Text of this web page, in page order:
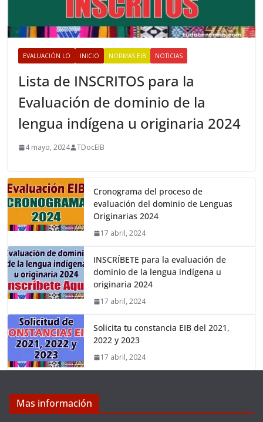
EVALUACIÓN LO INICIO NORMAS EIB NOTICIAS
Lista de INSCRITOS para la
Evaluación de dominio de la
lengua indígena u originaria 2024
4 mayo, 2024 TDocEIB
Cronograma del proceso de
evaluación del dominio de Lenguas
Originarias 2024
17 abril, 2024
INSCRÍBETE para la evaluación de
dominio de la lengua indígena u
originaria 2024
17 abril, 2024
Solicita tu constancia EIB del 2021,
2022 y 2023
17 abril, 2024
Mas información